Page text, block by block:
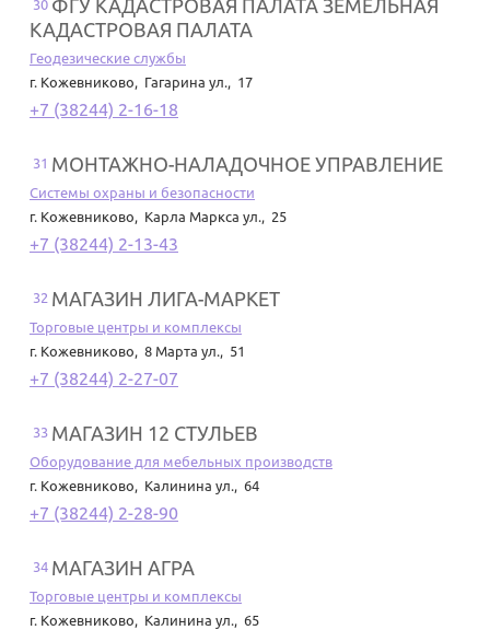
30 ФГУ КАДАСТРОВАЯ ПАЛАТА ЗЕМЕЛЬНАЯ
КАДАСТРОВАЯ ПАЛАТА
Геодезические службы
г. Кожевниково, Гагарина ул., 17
+7 (38244) 2-16-18
31 МОНТАЖНО-НАЛАДОЧНОЕ УПРАВЛЕНИЕ
Системы охраны и безопасности
г. Кожевниково, Карла Маркса ул., 25
+7 (38244) 2-13-43
32 МАГАЗИН ЛИГА-МАРКЕТ
Торговые центры и комплексы
г. Кожевниково, 8 Марта ул., 51
+7 (38244) 2-27-07
33 МАГАЗИН 12 СТУЛЬЕВ
Оборудование для мебельных производств
г. Кожевниково, Калинина ул., 64
+7 (38244) 2-28-90
34 МАГАЗИН АГРА
Торговые центры и комплексы
г. Кожевниково, Калинина ул., 65